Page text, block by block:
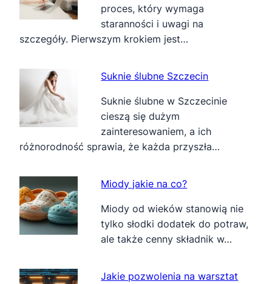
proces, który wymaga
staranności i uwagi na
szczegóły. Pierwszym krokiem jest…
Suknie ślubne Szczecin
Suknie ślubne w Szczecinie
cieszą się dużym
zainteresowaniem, a ich
różnorodność sprawia, że każda przyszła…
Miody jakie na co?
Miody od wieków stanowią nie
tylko słodki dodatek do potraw,
ale także cenny składnik w…
Jakie pozwolenia na warsztat